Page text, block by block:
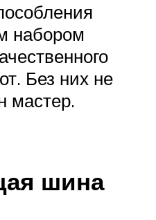
набором
Без них не
мастер.
шина